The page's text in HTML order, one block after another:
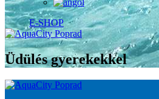
E-SHOP
Üdülés gyerekekkel